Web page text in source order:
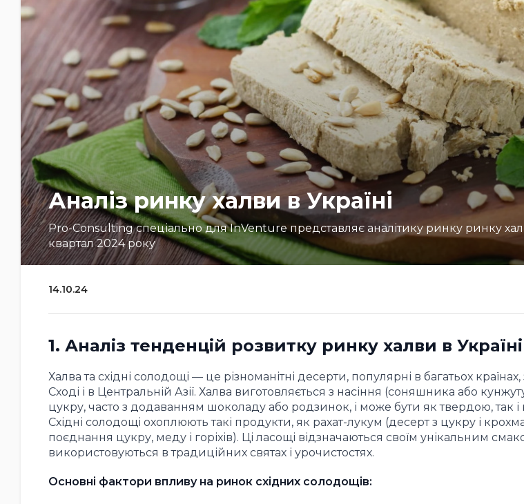
Аналіз ринку халви в Україні
Pro-Consulting спеціально для InVenture представляє аналітику ринку ринку
квартал 2024 року
14.10.24
1. Аналіз тенденцій розвитку ринку халви в Україні
Халва та східні солодощі — це різноманітні десерти, популярні в багатьох
Сході і в Центральній Азії. Халва виготовляється з насіння (соняшника або
цукру, часто з додаванням шоколаду або родзинок, і може бути як твердою, так
Східні солодощі охоплюють такі продукти, як рахат-лукум (десерт з цукру і
поєднання цукру, меду і горіхів). Ці ласощі відзначаються своїм унікальним
використовуються в традиційних святах і урочистостях.
Основні фактори впливу на ринок східних солодощів: